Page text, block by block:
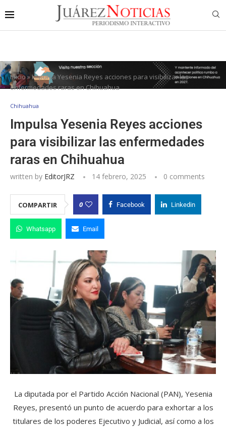
Inicio»Impulsa Yesenia Reyes acciones para visibilizar las
enfermedades raras en Chihuahua
Chihuahua
Impulsa Yesenia Reyes acciones
para visibilizar las enfermedades
raras en Chihuahua
written by EditorJRZ 14 febrero, 2025 0 comments
COMPARTIR 0 Facebook Linkedin
Whatsapp Email
La diputada por el Partido Acción Nacional (PAN), Yesenia
Reyes, presentó un punto de acuerdo para exhortar a los
titulares de los poderes Ejecutivo y Judicial, así como a los